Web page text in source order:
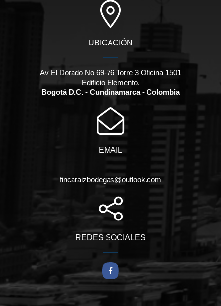
UBICACIÓN
Av El Dorado No 69-76 Torre 3 Oficina 1501
Edificio Elemento.
Bogotá D.C. - Cundinamarca - Colombia
EMAIL
fincaraizbodegas@outlook.com
REDES SOCIALES
Facebook